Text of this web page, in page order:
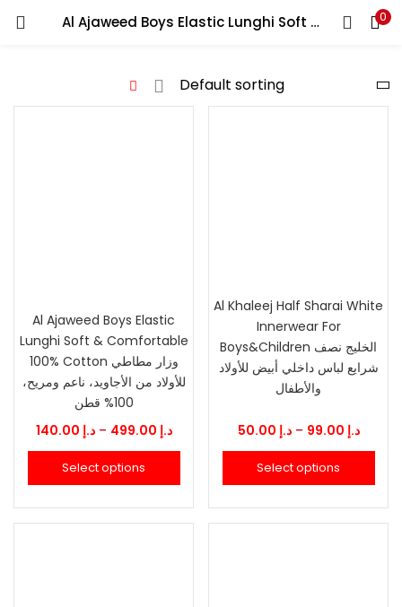
Al Ajaweed Boys Elastic Lunghi Soft & Comfortable 100% Cotton وزار مطاطي للأولاد من الأجاويد، ناعم ومريح، 100% قطن 0
LOGIN
Enter your username and password to login.
Al Ajaweed Boys Elastic
Lunghi Soft & Comfortable
100% Cotton وزار مطاطي
للأولاد من الأجاويد، ناعم ومريح،
100% قطن
د.إ – د.إPrice
range:
د.إ 499.00
Select options
Al Khaleej Half Sharai White
Innerwear For
Boys&Children الخليج نصف
شرايع لباس داخلي أبيض للأولاد
والأطفال
د.إ – د.إPrice
range:
Select options